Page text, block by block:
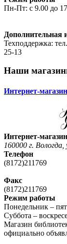
Пн-Пт: с 9.00 до
Дополнительная
Техподдержка:
25-13
Наши
Интернет-
Интернет-
160000 г.
Телефон
(8172)211769
Факс
(8172)211769
Режим работы
Понедельник –
Суббота –
Магазин
официально